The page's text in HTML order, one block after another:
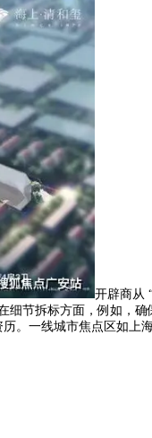
开辟商从
节拆标方面，例如，
。一线城市焦点区如上